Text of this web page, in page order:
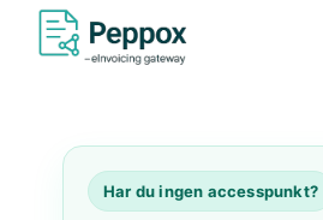
Har du ingen accesspunkt?